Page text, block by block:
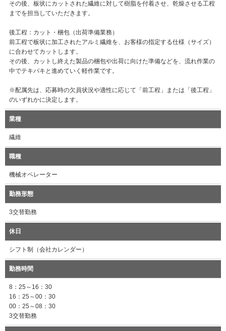
その後、板状にカットされた繊維に対して樹脂を付着させ、乾燥させる工程
までを担当していただきます。
後工程：カット・梱包（出荷準備業務）
前工程で板状に加工されたアルミ繊維を、お客様の指定する仕様（サイズ）
に合わせてカットします。
その後、カットし終えた製品の梱包や出荷に向けた準備などを、流れ作業の
中でテキパキと進めていく軽作業です。
※配属先は、応募時の欠員状況や適性に応じて「前工程」または「後工程」
のいずれかに決定します。
業種
繊維
職種
機械オペレーター
勤務形態
3交替勤務
休日
シフト制（会社カレンダー）
勤務時間
8：25～16：30
16：25～00：30
00：25～08：30
3交替勤務